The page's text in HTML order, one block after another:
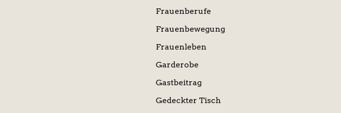
Frauenberufe
Frauenbewegung
Frauenleben
Garderobe
Gastbeitrag
Gedeckter Tisch